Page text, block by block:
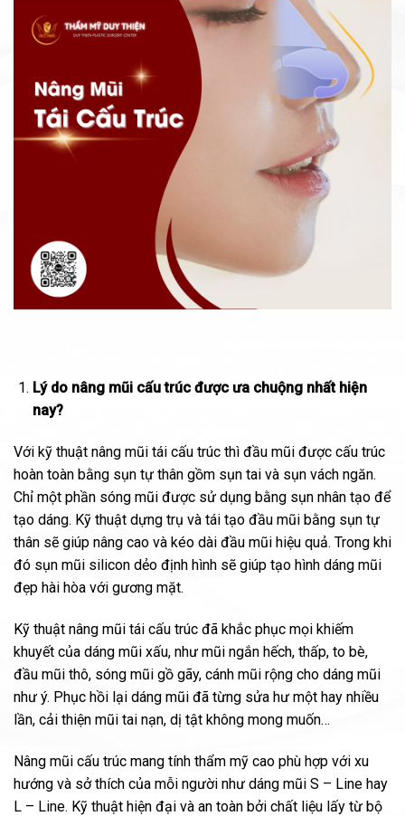
Lý do nâng mũi cấu trúc được ưa chuộng nhất hiện
nay?
Với kỹ thuật nâng mũi tái cấu trúc thì đầu mũi được cấu trúc
hoàn toàn bằng sụn tự thân gồm sụn tai và sụn vách ngăn.
Chỉ một phần sóng mũi được sử dụng bằng sụn nhân tạo để
tạo dáng. Kỹ thuật dựng trụ và tái tạo đầu mũi bằng sụn tự
thân sẽ giúp nâng cao và kéo dài đầu mũi hiệu quả. Trong khi
đó sụn mũi silicon dẻo định hình sẽ giúp tạo hình dáng mũi
đẹp hài hòa với gương mặt.
Kỹ thuật nâng mũi tái cấu trúc đã khắc phục mọi khiếm
khuyết của dáng mũi xấu, như mũi ngắn hếch, thấp, to bè,
đầu mũi thô, sóng mũi gồ gãy, cánh mũi rộng cho dáng mũi
như ý. Phục hồi lại dáng mũi đã từng sửa hư một hay nhiều
lần, cải thiện mũi tai nạn, dị tật không mong muốn…
Nâng mũi cấu trúc mang tính thẩm mỹ cao phù hợp với xu
hướng và sở thích của mỗi người như dáng mũi S – Line hay
L – Line. Kỹ thuật hiện đại và an toàn bởi chất liệu lấy từ bộ